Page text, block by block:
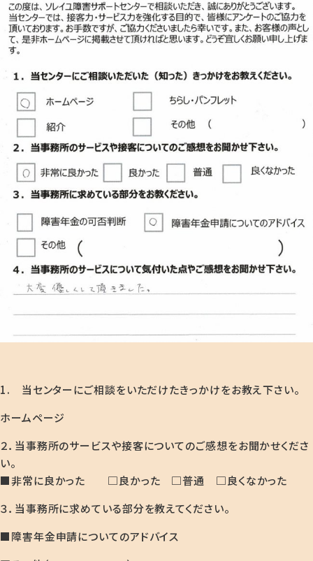
1. 当センターにご相談をいただけたきっかけをお教え下さい。
ホームページ
２．当事務所のサービスや接客についてのご感想をお聞かせくださ
い。
■非常に良かった □良かった □普通 □良くなかった
３．当事務所に求めている部分を教えてください。
■障害年金申請についてのアドバイス